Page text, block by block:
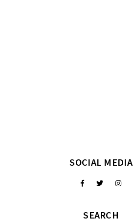
SOCIAL MEDIA
SEARCH